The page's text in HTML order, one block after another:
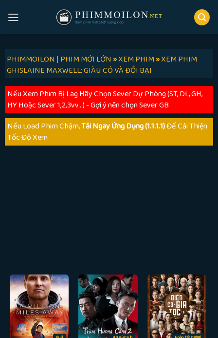
PHIMMOILON | PHIM MỚI LỚN»XEM PHIM»XEM PHIM
GHISLAINE MAXWELL: GIÀU CÓ VÀ ĐỒI BẠI
Nếu Xem Phim Bị Lag Hãy Chọn Sever Dự Phòng (ST, DL, GH,
HY Hoặc Sever 1,2,3vv...) - Gợi ý nên chọn Sever GB
Nếu Load Phim Chậm,Tải Ngay Ứng Dụng (1.1.1.1)Để Cải Thiện
Tốc Độ Xem